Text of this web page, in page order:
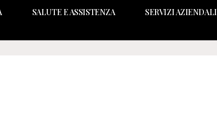
SALUTE E ASSISTENZA SERVIZI AZIENDALI